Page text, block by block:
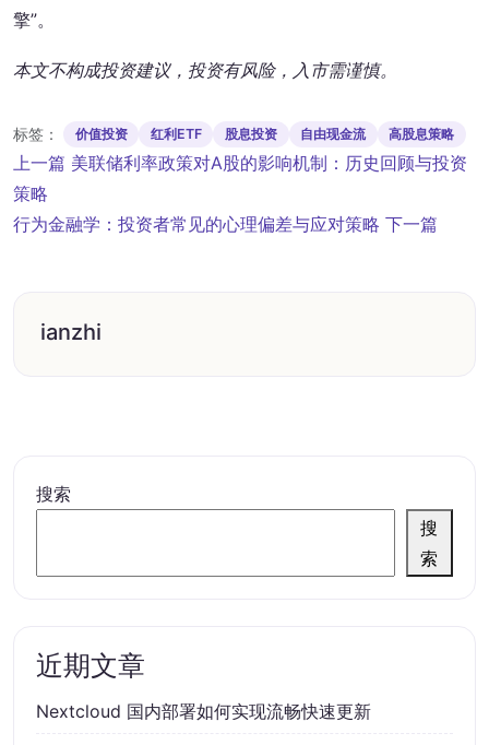
擎”。
本文不构成投资建议，投资有风险，入市需谨慎。
标签： 价值投资 红利ETF 股息投资 自由现金流 高股息策略
文
章
导
上一篇 美联储利率政策对A股的影响机制：历史回顾与投资
策略
行为金融学：投资者常见的心理偏差与应对策略 下一篇
ianzhi
搜索
搜
索
近期文章
Nextcloud 国内部署如何实现流畅快速更新